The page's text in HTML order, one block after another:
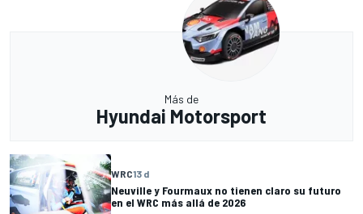
Más de
Hyundai Motorsport
WRC13 d
Neuville y Fourmaux no tienen claro su futuro
en el WRC más allá de 2026